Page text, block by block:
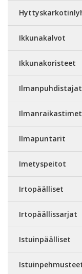
Ikkunakalvot
Ikkunakoristeet
Ilmanpuhdistajat
Ilmanraikastimet
Ilmapuntarit
Imetyspeitot
Irtopäälliset
Irtopäällissarjat
Istuinpäälliset